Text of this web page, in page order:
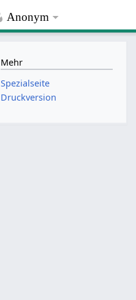
Anonym
Mehr
Spezialseite
Druckversion